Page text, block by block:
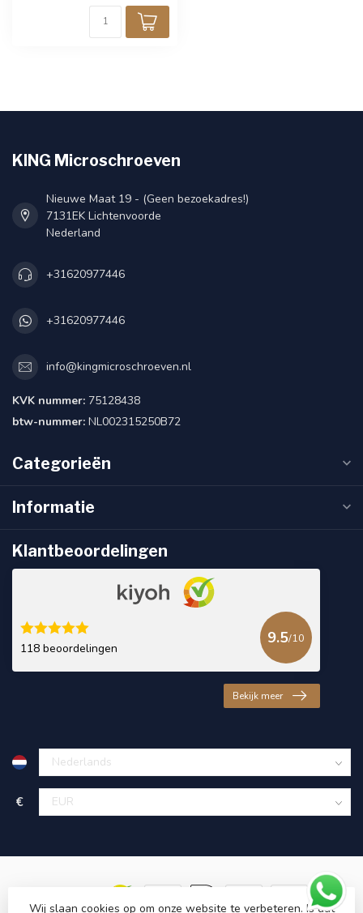
KING Microschroeven
Nieuwe Maat 19 - (Geen bezoekadres!)
7131EK Lichtenvoorde
Nederland
+31620977446
+31620977446
info@kingmicroschroeven.nl
KVK nummer: 75128438
btw-nummer: NL002315250B72
Categorieën
Informatie
Klantbeoordelingen
118 beoordelingen
9.5/10
Bekijk meer
€
Wij slaan cookies op om onze website te verbeteren. Is dat